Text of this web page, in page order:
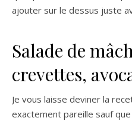
ajouter sur le dessus juste
Salade de
crevettes,
Je vous laisse deviner la
exactement pareille sauf